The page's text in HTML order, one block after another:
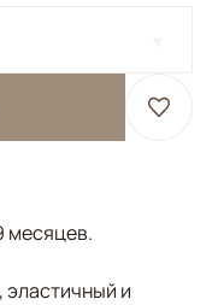
месяцев.
и